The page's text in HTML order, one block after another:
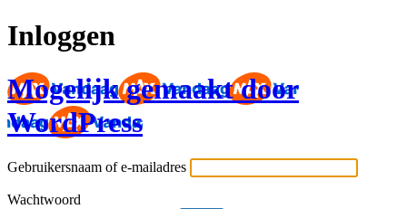
Inloggen
Mogelijk gemaakt door
WordPress
Gebruikersnaam of e-mailadres
Wachtwoord